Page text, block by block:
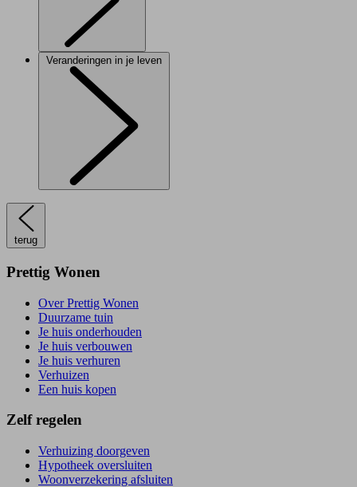
Veranderingen in je leven
terug
Prettig Wonen
Over Prettig Wonen
Duurzame tuin
Je huis onderhouden
Je huis verbouwen
Je huis verhuren
Verhuizen
Een huis kopen
Zelf regelen
Verhuizing doorgeven
Hypotheek oversluiten
Woonverzekering afsluiten